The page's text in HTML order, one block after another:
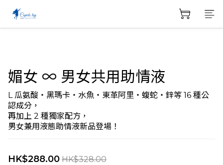
媚女 ∞ 男女共用助情液
L 瓜氨酸・黑瑪卡・水魚・東革阿里・蝮蛇・鋅等 16 種公
認成分，
再加上 2 種獨家配方，
男女兼用液態助情液新品登場！
HK$288.00 HK$328.00